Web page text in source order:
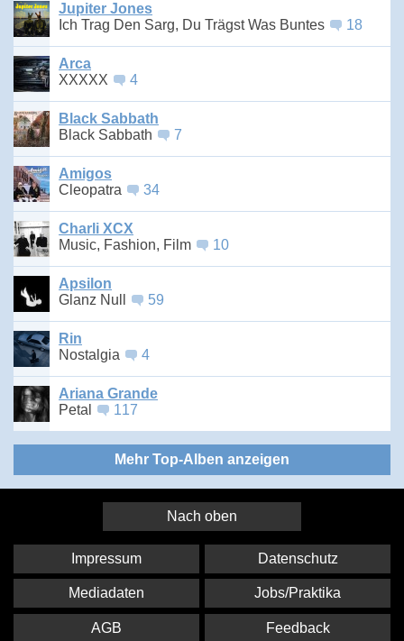
Jupiter Jones
Ich Trag Den Sarg, Du Trägst Was Buntes
18
Arca
XXXXX
4
Black Sabbath
Black Sabbath
7
Amigos
Cleopatra
34
Charli XCX
Music, Fashion, Film
10
Apsilon
Glanz Null
59
Rin
Nostalgia
4
Ariana Grande
Petal
117
Mehr Top-Alben anzeigen
Nach oben
Impressum Datenschutz
Mediadaten Jobs/Praktika
AGB Feedback